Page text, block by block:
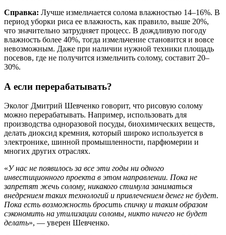
Справка: Лучше измельчается солома влажностью 14–16%. В
период уборки риса ее влажность, как правило, выше 20%,
что значительно затрудняет процесс. В дождливую погоду
влажность более 40%, тогда измельчение становится и вовсе
невозможным. Даже при наличии нужной техники площадь
посевов, где не получится измельчить солому, составит 20–
30%.
А если перерабатывать?
Эколог Дмитрий Шевченко говорит, что рисовую солому
можно перерабатывать. Например, использовать для
производства одноразовой посуды, биохимических веществ,
делать диоксид кремния, который широко используется в
электронике, шинной промышленности, парфюмерии и
многих других отраслях.
«У нас не появилось за все эти годы ни одного
инвестиционного проекта в этом направлении. Пока не
запретят жечь солому, никакого стимула заниматься
внедрением таких технологий и привлечением денег не будет.
Пока есть возможность бросить спичку и таким образом
сэкономить на утилизации соломы, никто ничего не будет
делать», — уверен Шевченко.